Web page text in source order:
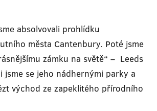
absolvovali prohlídku
města Cantenbury. Poté jsme
zámku na světě“ – Leeds
jsme se jeho nádhernými parky a
východ ze zapeklitého přírodního